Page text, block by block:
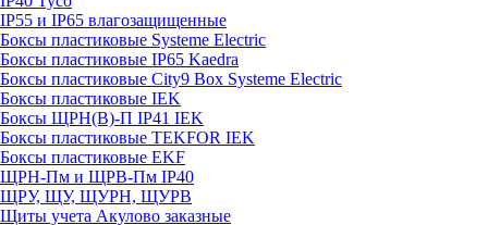
IP55 и IP65 влагозащищенные
Боксы пластиковые Systeme Electric
Боксы пластиковые IP65 Kaedra
Боксы пластиковые City9 Box Systeme Electric
Боксы пластиковые IEK
Боксы ЩРН(В)-П IP41 IEK
Боксы пластиковые TEKFOR IEK
Боксы пластиковые EKF
ЩРН-Пм и ЩРВ-Пм IP40
ЩРУ, ЩУ, ЩУРН, ЩУРВ
Щиты учета Акулово заказные